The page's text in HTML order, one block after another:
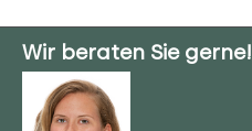
Wir beraten Sie gerne!